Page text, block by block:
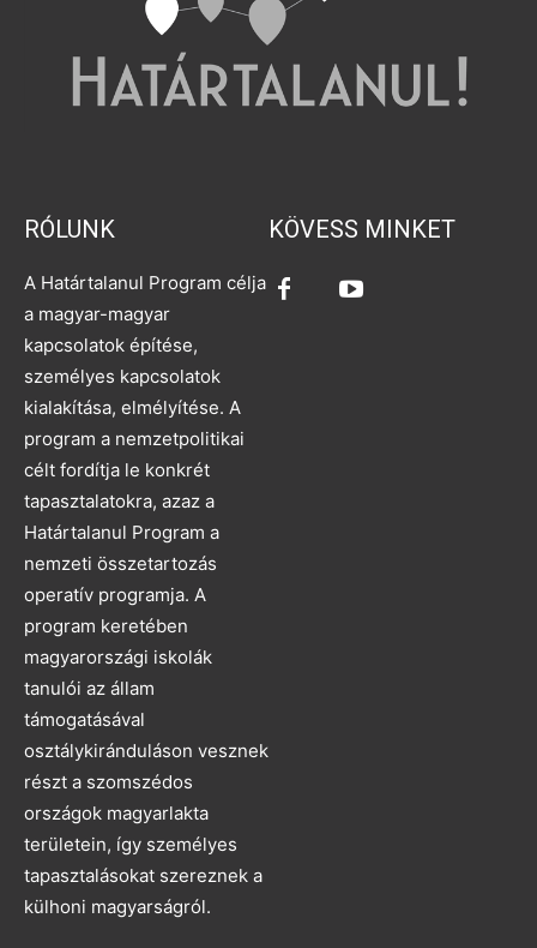
RÓLUNK
A Határtalanul Program célja
a magyar-magyar
kapcsolatok építése,
személyes kapcsolatok
kialakítása, elmélyítése. A
program a nemzetpolitikai
célt fordítja le konkrét
tapasztalatokra, azaz a
Határtalanul Program a
nemzeti összetartozás
operatív programja. A
program keretében
magyarországi iskolák
tanulói az állam
támogatásával
osztálykiránduláson vesznek
részt a szomszédos
országok magyarlakta
területein, így személyes
tapasztalásokat szereznek a
külhoni magyarságról.
KÖVESS MINKET